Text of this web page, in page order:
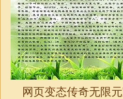
网页变态传奇无限